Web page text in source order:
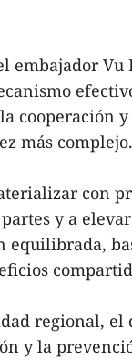
embajador Vu
cooperación
más complejo.
con
y a
equilibrada,
regional,
y la